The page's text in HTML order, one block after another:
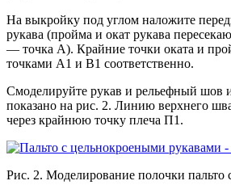
На выкройку под углом наложите
рукава (пройма и окат рукава
— точка А). Крайние точки оката и
точками А1 и В1 соответственно.
Смоделируйте рукав и рельефный шов
показано на рис. 2. Линию верхнего
через крайнюю точку плеча П1.
Рис. 2. Моделирование полочки